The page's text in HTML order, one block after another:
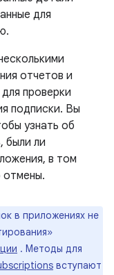
для
отчетов и
проверки
подписки. Вы
узнать об
были ли
в том
отмены.
в приложениях не
. Методы для
вступают